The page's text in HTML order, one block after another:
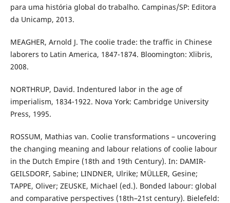
para uma história global do trabalho. Campinas/SP: Editora
da Unicamp, 2013.
MEAGHER, Arnold J. The coolie trade: the traffic in Chinese
laborers to Latin America, 1847-1874. Bloomington: Xlibris,
2008.
NORTHRUP, David. Indentured labor in the age of
imperialism, 1834-1922. Nova York: Cambridge University
Press, 1995.
ROSSUM, Mathias van. Coolie transformations – uncovering
the changing meaning and labour relations of coolie labour
in the Dutch Empire (18th and 19th Century). In: DAMIR-
GEILSDORF, Sabine; LINDNER, Ulrike; MÜLLER, Gesine;
TAPPE, Oliver; ZEUSKE, Michael (ed.). Bonded labour: global
and comparative perspectives (18th–21st century). Bielefeld: